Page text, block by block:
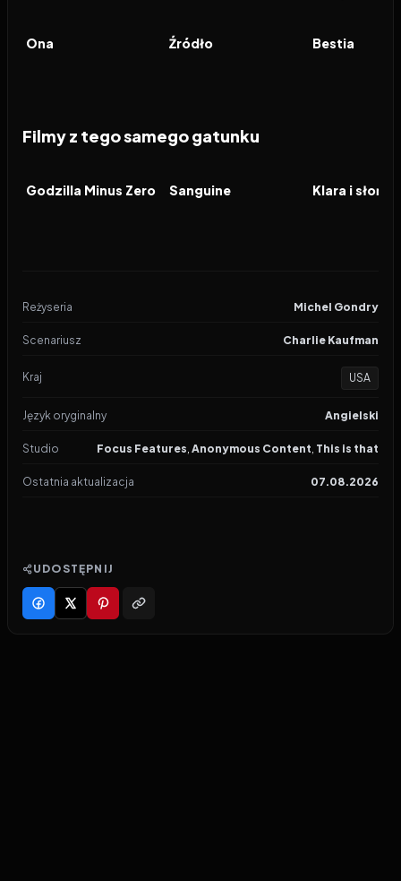
FILM
Ona FILM
Źródło FILM
Bestia
Filmy z tego samego gatunku
FILM
Godzilla Minus Zero FILM
Sanguine FILM
Klara i słońce
Reżyseria Michel Gondry
Scenariusz Charlie Kaufman
Kraj USA
Język oryginalny Angielski
Studio Focus Features, Anonymous Content, This is that
Ostatnia aktualizacja 07.08.2026
UDOSTĘPNIJ